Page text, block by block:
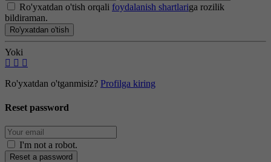
Ro'yxatdan o'tish orqali foydalanish shartlariga rozilik
bildiraman.
Ro'yxatdan o'tish
Yoki
Ro'yxatdan o'tganmisiz? Profilga kiring
Reset password
I'm not a robot.
Reset a password